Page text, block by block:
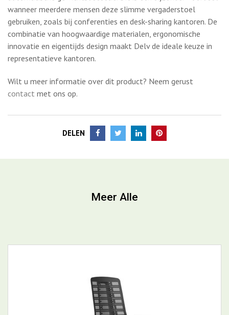
Wilt u meer informatie over dit product? Neem gerust
contact
met ons op.
Meer Alle